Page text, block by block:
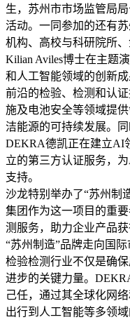
生，苏州市市场监管局
活动。一同参加的还有
机构、高校与科研院所、
Kilian Aviles博士在主题
和人工智能领域的创新
前沿的检验、检测和认
施及电池安全等领域提
洁能源的可持续发展。
DEKRA德凯正在建立AI
立的第三方认证服务，
支持。
沙龙特别举办了“苏州制
集团作为这一项目的重
测服务，助力企业产品
“苏州制造”品牌走向国际
检验检测行业不仅是确
进步的关键力量。
己任，通过其全球化网
出行到人工智能等多领